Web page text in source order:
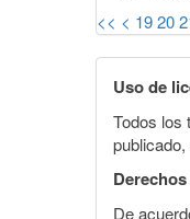
<< < 1920
Uso de
Todos los
De